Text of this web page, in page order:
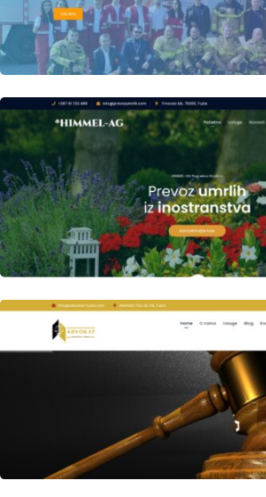
AuthorlauferDate
AuthorlauferDate
lauferDate